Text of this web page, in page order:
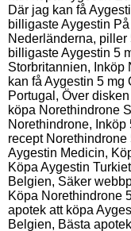
Där jag kan få
billigaste Aygestin
Nederländerna, piller
billigaste Aygestin 5
Storbritannien, Inköp
kan få Aygestin 5
Portugal, Över
köpa Norethindrone
Norethindrone,
recept
Aygestin Medicin,
Köpa Aygestin
Belgien, Säker
Köpa Norethindrone
apotek att köpa
Belgien, Bästa